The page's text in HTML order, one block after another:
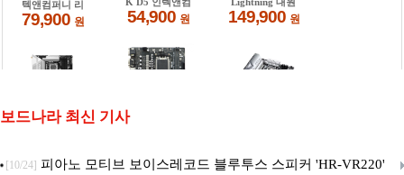
보드나라 최신 기사
[10/24] 피아노 모티브 보이스레코드 블루투스 스피커 'HR-VR220'